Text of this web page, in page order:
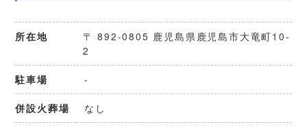
所在地
〒 892-0805 鹿児島県鹿児島市大竜町10-
2
駐車場 -
併設火葬場 なし